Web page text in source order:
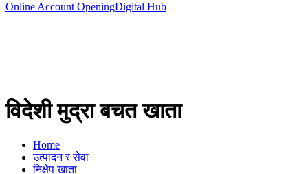
Online Account OpeningDigital Hub
विदेशी मुद्रा बचत खाता
Home
उत्पादन र सेवा
निक्षेप खाता